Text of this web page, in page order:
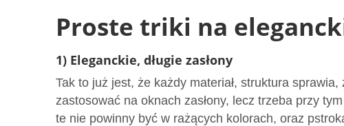
Proste triki na
1) Eleganckie, długie zasłony
Tak to już jest, że każdy materiał, struktura
zastosować na oknach zasłony, lecz trzeba przy
te nie powinny być w rażących kolorach, oraz